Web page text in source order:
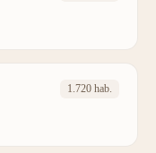
1.720 hab.